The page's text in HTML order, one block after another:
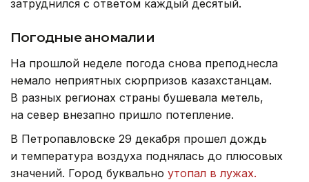
затруднился с ответом каждый десятый.
Погодные аномалии
На прошлой неделе погода снова преподнесла
немало неприятных сюрпризов казахстанцам.
В разных регионах страны бушевала метель,
на север внезапно пришло потепление.
В Петропавловске 29 декабря прошел дождь
и температура воздуха поднялась до плюсовых
значений. Город буквально утопал в лужах.